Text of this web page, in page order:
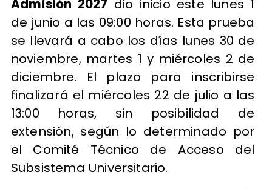
Admisión 2027 dio inicio este lunes 1
de junio a las 09:00 horas. Esta prueba
se llevará a cabo los días lunes 30 de
noviembre, martes 1 y miércoles 2 de
diciembre. El plazo para inscribirse
finalizará el miércoles 22 de julio a las
13:00 horas, sin posibilidad de
extensión, según lo determinado por
el Comité Técnico de Acceso del
Subsistema Universitario.